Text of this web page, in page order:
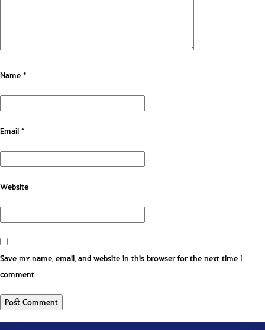
Name*
Email*
Website
Save my name, email, and website in this browser for the next time I
comment.